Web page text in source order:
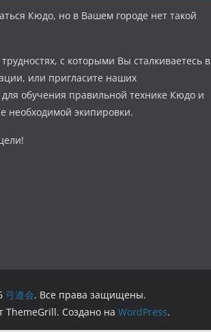
Кюдо, но в Вашем городе нет такой
с которыми Вы сталкиваетесь в
или пригласите наших
обучения правильной технике Кюдо и
необходимой экипировки.
弓道会. Все права защищены.
ThemeGrill. Создано на WordPress.